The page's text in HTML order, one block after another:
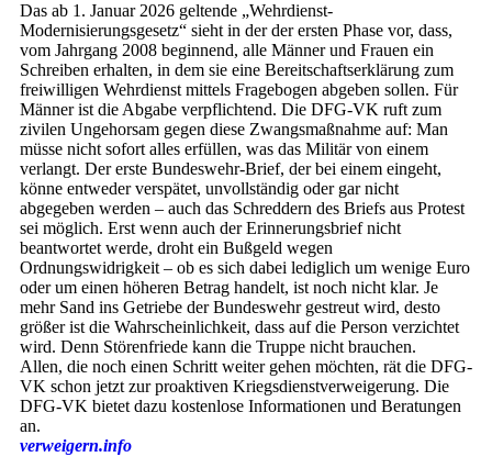
Das ab 1. Januar 2026 geltende „Wehrdienst-
Modernisierungsgesetz“ sieht in der der ersten Phase vor, dass,
vom Jahrgang 2008 beginnend, alle Männer und Frauen ein
Schreiben erhalten, in dem sie eine Bereitschaftserklärung zum
freiwilligen Wehrdienst mittels Fragebogen abgeben sollen. Für
Männer ist die Abgabe verpflichtend. Die DFG-VK ruft zum
zivilen Ungehorsam gegen diese Zwangsmaßnahme auf: Man
müsse nicht sofort alles erfüllen, was das Militär von einem
verlangt. Der erste Bundeswehr-Brief, der bei einem eingeht,
könne entweder verspätet, unvollständig oder gar nicht
abgegeben werden – auch das Schreddern des Briefs aus Protest
sei möglich. Erst wenn auch der Erinnerungsbrief nicht
beantwortet werde, droht ein Bußgeld wegen
Ordnungswidrigkeit – ob es sich dabei lediglich um wenige Euro
oder um einen höheren Betrag handelt, ist noch nicht klar. Je
mehr Sand ins Getriebe der Bundeswehr gestreut wird, desto
größer ist die Wahrscheinlichkeit, dass auf die Person verzichtet
wird. Denn Störenfriede kann die Truppe nicht brauchen.
Allen, die noch einen Schritt weiter gehen möchten, rät die DFG-
VK schon jetzt zur proaktiven Kriegsdienstverweigerung. Die
DFG-VK bietet dazu kostenlose Informationen und Beratungen
an.
verweigern.info